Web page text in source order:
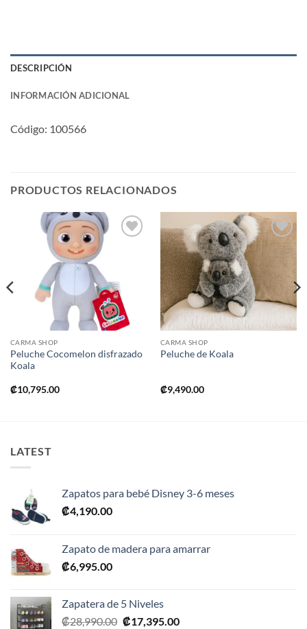
DESCRIPCIÓN
INFORMACIÓN ADICIONAL
Código: 100566
PRODUCTOS RELACIONADOS
CARMA SHOP
Peluche Cocomelon disfrazado
Koala
₡10,795.00
Añadir
a la
lista de
deseos
CARMA SHOP
Peluche de Koala
₡9,490.00
LATEST
Zapatos para bebé Disney 3-6 meses
₡4,190.00
Zapato de madera para amarrar
₡6,995.00
Zapatera de 5 Niveles
₡28,990.00 El
₡17,395.00El